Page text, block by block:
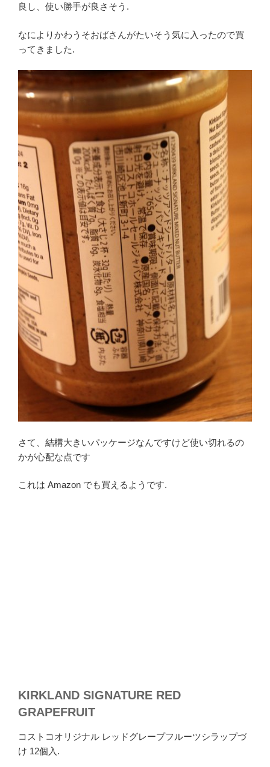
良し、使い勝手が良さそう.
なによりかわうそおばさんがたいそう気に入ったので買
ってきました.
さて、結構大きいパッケージなんですけど使い切れるの
かが心配な点です
これは Amazon でも買えるようです.
KIRKLAND SIGNATURE RED
GRAPEFRUIT
コストコオリジナル レッドグレープフルーツシラップづ
け 12個入.